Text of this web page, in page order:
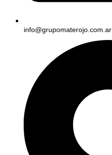
info@grupomaterojo.com.ar